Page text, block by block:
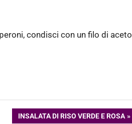
condisci con un filo di aceto
ARTICOLO
INSALATA DI RISO VERDE E ROSA